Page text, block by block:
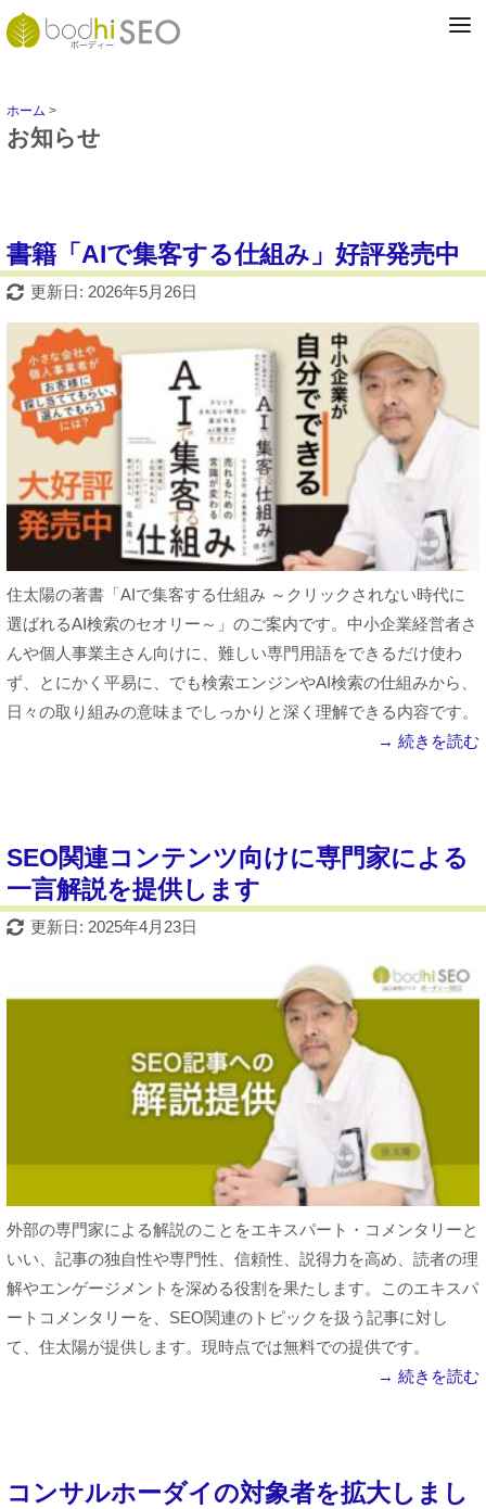
ホーム >
お知らせ
書籍「AIで集客する仕組み」好評発売中
更新日: 2026年5月26日
住太陽の著書「AIで集客する仕組み ～クリックされない時代に
選ばれるAI検索のセオリー～」のご案内です。中小企業経営者さ
んや個人事業主さん向けに、難しい専門用語をできるだけ使わ
ず、とにかく平易に、でも検索エンジンやAI検索の仕組みから、
日々の取り組みの意味までしっかりと深く理解できる内容です。
→ 続きを読む
SEO関連コンテンツ向けに専門家による
一言解説を提供します
更新日: 2025年4月23日
外部の専門家による解説のことをエキスパート・コメンタリーと
いい、記事の独自性や専門性、信頼性、説得力を高め、読者の理
解やエンゲージメントを深める役割を果たします。このエキスパ
ートコメンタリーを、SEO関連のトピックを扱う記事に対し
て、住太陽が提供します。現時点では無料での提供です。
→ 続きを読む
コンサルホーダイの対象者を拡大しまし